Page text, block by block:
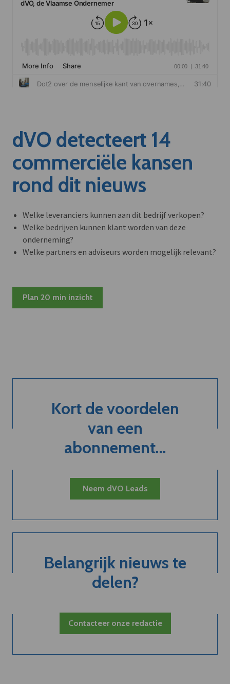
dVO detecteert 14
commerciële kansen
rond dit nieuws
Welke leveranciers kunnen aan dit bedrijf verkopen?
Welke bedrijven kunnen klant worden van deze
onderneming?
Welke partners en adviseurs worden mogelijk relevant?
Plan 20 min inzicht
Kort de voordelen
van een
abonnement...
Neem dVO Leads
Belangrijk nieuws te
delen?
Contacteer onze redactie